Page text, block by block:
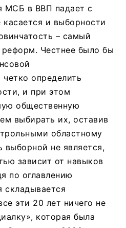
МСБ в ВВП падает с
и выборности
– самый
Честнее было бы
определить
и при этом
общественную
выбирать их, оставив
областному
выборной не является,
зависит от навыков
по оглавлению
складывается
эти 20 лет ничего не
которая была